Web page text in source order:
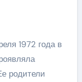
1972 года в
родители